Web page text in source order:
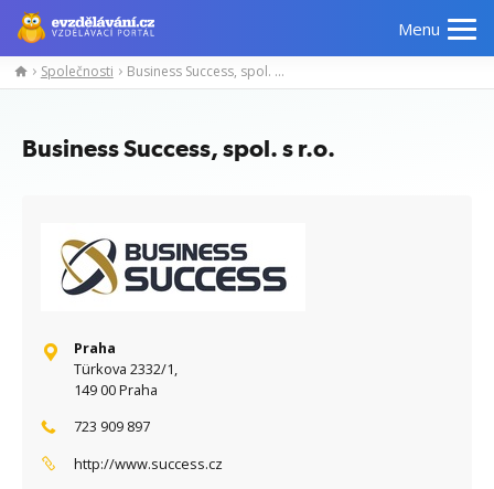
Menu
Manažerské
Odborné
Společnosti Business Success, spol. s r.o.
Business Success, spol. s r.o.
Praha
Türkova 2332/1,
149 00 Praha
723 909 897
http://www.success.cz